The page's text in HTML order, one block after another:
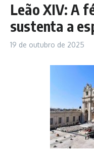
Leão XIV: A
sustenta a
19 de outubro de 2025